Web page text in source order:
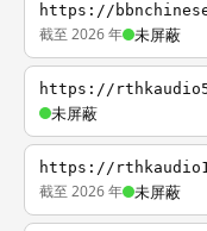
https://
截至 2026 年 未屏蔽
https://
未屏蔽
https://
截至 2026 年 未屏蔽